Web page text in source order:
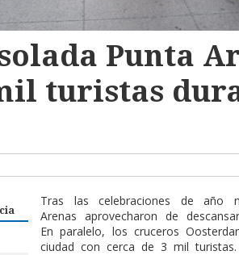
Punta
turistas
Tras las celebraciones de año
Arenas aprovecharon de
En paralelo, los cruceros
ciudad con cerca de 3 mil